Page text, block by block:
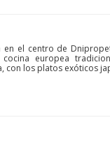
en el centro de
europea
los platos exóticos